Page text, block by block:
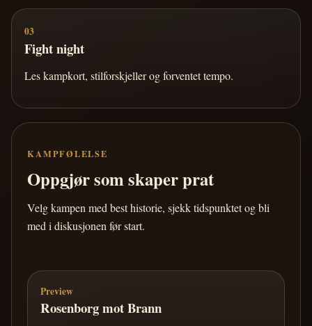
03
Fight night
Les kampkort, stilforskjeller og forventet tempo.
KAMPFØLELSE
Oppgjør som skaper prat
Velg kampen med best historie, sjekk tidspunktet og bli
med i diskusjonen før start.
Preview
Rosenborg mot Brann